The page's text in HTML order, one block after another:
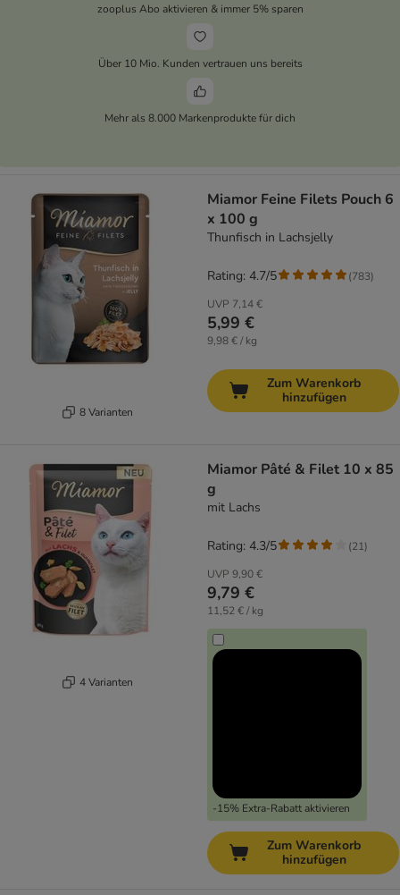
zooplus Abo aktivieren & immer 5% sparen
Über 10 Mio. Kunden vertrauen uns bereits
Mehr als 8.000 Markenprodukte für dich
8 Varianten
Miamor Feine Filets Pouch 6
x 100 g
Thunfisch in Lachsjelly
UVP 7,14 €
5,99 €
9,98 € / kg
Rating: 4.7/5 (783)
Zum Warenkorb
hinzufügen
4 Varianten
Miamor Pâté & Filet 10 x 85
g
mit Lachs
UVP 9,90 €
9,79 €
11,52 € / kg
-15% Extra-Rabatt aktivieren
Rating: 4.3/5 (21)
Zum Warenkorb
hinzufügen